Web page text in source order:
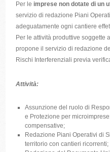
Per le imprese non dotate di un
servizio di redazione Piani
adeguatamente ogni cantiere
Per le attività produttive soggette
propone il servizio di redazione
Rischi Interferenziali previa
Attività:
Assunzione del ruolo di
e Protezione per
compensative;
Redazione Piani Operativi di
territorio con cantieri ricorrenti;